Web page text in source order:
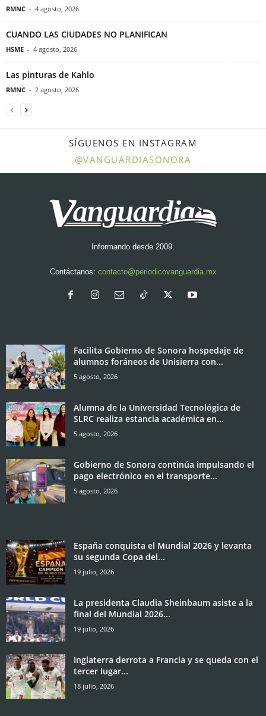
RMNC - 4 agosto, 2026
CUANDO LAS CIUDADES NO PLANIFICAN
HSME - 4 agosto, 2026
Las pinturas de Kahlo
RMNC - 2 agosto, 2026
SÍGUENOS EN INSTAGRAM
@VANGUARDIASONORA
Informando desde 2009.
Contáctanos: contacto@periodicovanguardia.mx
Facilita Gobierno de Sonora hospedaje de
alumnos foráneos de Unisierra con...
5 agosto, 2026
Alumna de la Universidad Tecnológica de
SLRC realiza estancia académica en...
5 agosto, 2026
Gobierno de Sonora continúa impulsando el
pago electrónico en el transporte...
5 agosto, 2026
España conquista el Mundial 2026 y levanta
su segunda Copa del...
19 julio, 2026
La presidenta Claudia Sheinbaum asiste a la
final del Mundial 2026...
19 julio, 2026
Inglaterra derrota a Francia y se queda con el
tercer lugar...
18 julio, 2026